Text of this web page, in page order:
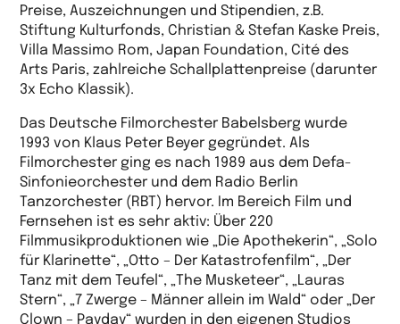
Preise, Auszeichnungen und Stipendien, z.B.
Stiftung Kulturfonds, Christian & Stefan Kaske Preis,
Villa Massimo Rom, Japan Foundation, Cité des
Arts Paris, zahlreiche Schallplattenpreise (darunter
3x Echo Klassik).
Das Deutsche Filmorchester Babelsberg wurde
1993 von Klaus Peter Beyer gegründet. Als
Filmorchester ging es nach 1989 aus dem Defa-
Sinfonieorchester und dem Radio Berlin
Tanzorchester (RBT) hervor. Im Bereich Film und
Fernsehen ist es sehr aktiv: Über 220
Filmmusikproduktionen wie „Die Apothekerin“, „Solo
für Klarinette“, „Otto – Der Katastrofenfilm“, „Der
Tanz mit dem Teufel“, „The Musketeer“, „Lauras
Stern“, „7 Zwerge – Männer allein im Wald“ oder „Der
Clown – Payday“ wurden in den eigenen Studios